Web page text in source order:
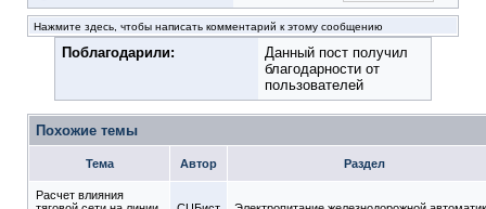
Нажмите здесь, чтобы написать комментарий к этому сообщению
Поблагодарили:
Данный пост получил
благодарности от
пользователей
Похожие темы
Тема Автор Раздел
Расчет влияния